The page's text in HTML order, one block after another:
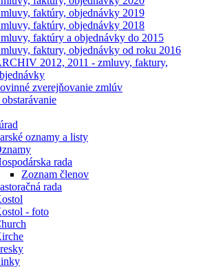
faktúry, objednávky 2019
faktúry, objednávky 2018
faktúry a objednávky do 2015
faktury, objednávky od roku 2016
2012, 2011 - zmluvy, faktury,
zverejňovanie zmlúv
oznamy a listy
rada
Zoznam členov
rada
- foto